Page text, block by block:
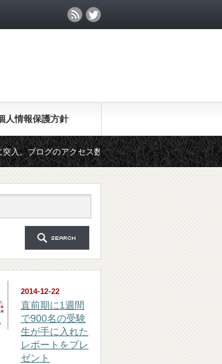
人情報保護方針
アクセス数が月間25万PV、公開記事数が2000記事を突
10倍アップする秘訣」は、2018年6月に総読者数が4
2014-12-22
直前期に1週間
で900名の受験
生が手に入れた
レポートをプレ
ゼント